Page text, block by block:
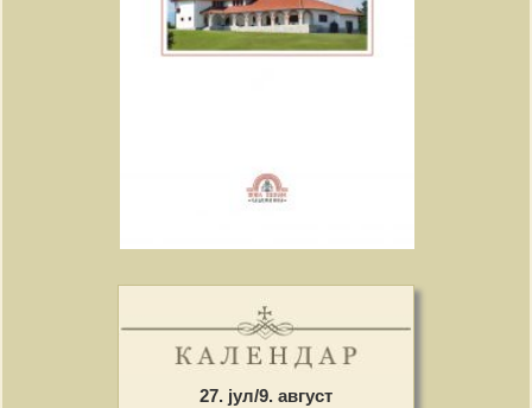
27. јул/9. август